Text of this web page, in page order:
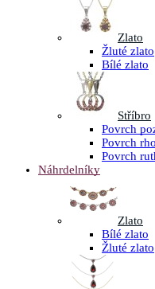
Zlato
Žluté zlato
Bílé zlato
Stříbro
Povrch
Povrch
Povrch
Náhrdelníky
Zlato
Bílé zlato
Žluté zlato